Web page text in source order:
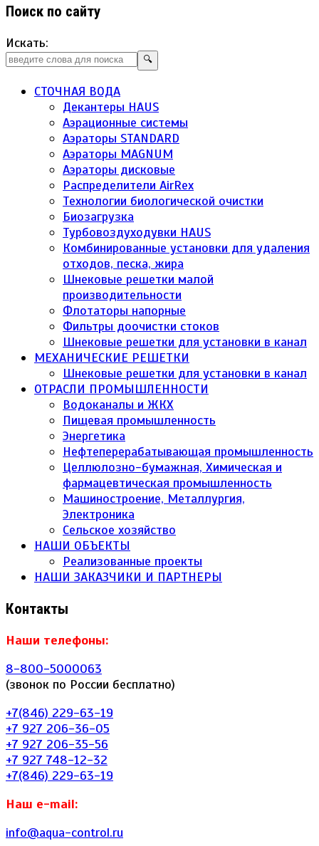
Поиск по сайту
Искать:
🔍
СТОЧНАЯ ВОДА
Декантеры HAUS
Аэрационные системы
Аэраторы STANDARD
Аэраторы MAGNUM
Аэраторы дисковые
Распределители AirRex
Технологии биологической очистки
Биозагрузка
Турбовоздуходувки HAUS
Комбинированные установки для удаления
отходов, песка, жира
Шнековые решетки малой
производительности
Флотаторы напорные
Фильтры доочистки стоков
Шнековые решетки для установки в канал
МЕХАНИЧЕСКИЕ РЕШЕТКИ
Шнековые решетки для установки в канал
ОТРАСЛИ ПРОМЫШЛЕННОСТИ
Водоканалы и ЖКХ
Пищевая промышленность
Энергетика
Нефтеперерабатывающая промышленность
Целлюлозно-бумажная, Химическая и
фармацевтическая промышленность
Машиностроение, Металлургия,
Электроника
Сельское хозяйство
НАШИ ОБЪЕКТЫ
Реализованные проекты
НАШИ ЗАКАЗЧИКИ И ПАРТНЕРЫ
Контакты
Наши телефоны:
8-800-5000063
(звонок по России бесплатно)
+7(846) 229-63-19
+7 927 206-36-05
+7 927 206-35-56
+7 927 748-12-32
+7(846) 229-63-19
Наш e-mail:
info@aqua-control.ru